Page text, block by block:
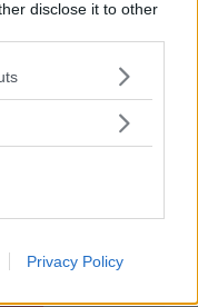
disclose it to other
one or more Google
You may click to
in below Google
Privacy Policy